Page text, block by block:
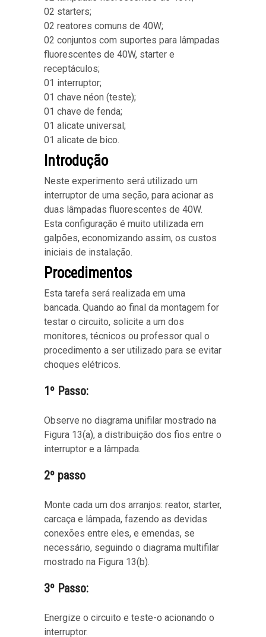
02 starters;
02 reatores comuns de 40W;
02 conjuntos com suportes para lâmpadas
fluorescentes de 40W, starter e
receptáculos;
01 interruptor;
01 chave néon (teste);
01 chave de fenda;
01 alicate universal;
01 alicate de bico.
Introdução
Neste experimento será utilizado um
interruptor de uma seção, para acionar as
duas lâmpadas fluorescentes de 40W.
Esta configuração é muito utilizada em
galpões, economizando assim, os custos
iniciais de instalação.
Procedimentos
Esta tarefa será realizada em uma
bancada. Quando ao final da montagem for
testar o circuito, solicite a um dos
monitores, técnicos ou professor qual o
procedimento a ser utilizado para se evitar
choques elétricos.
1º Passo:
Observe no diagrama unifilar mostrado na
Figura 13(a), a distribuição dos fios entre o
interruptor e a lâmpada.
2º passo
Monte cada um dos arranjos: reator, starter,
carcaça e lâmpada, fazendo as devidas
conexões entre eles, e emendas, se
necessário, seguindo o diagrama multifilar
mostrado na Figura 13(b).
3º Passo:
Energize o circuito e teste-o acionando o
interruptor.